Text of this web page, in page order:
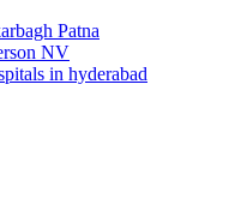
Patna
NV
in hyderabad